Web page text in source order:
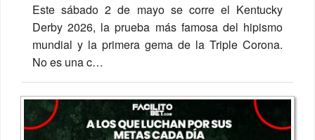
Este sábado 2 de mayo se corre el Kentucky
Derby 2026, la prueba más famosa del hipismo
mundial y la primera gema de la Triple Corona.
No es una c…